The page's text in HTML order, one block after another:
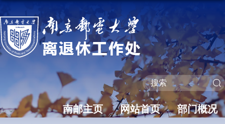
南邮主页 网站首页
部门概况